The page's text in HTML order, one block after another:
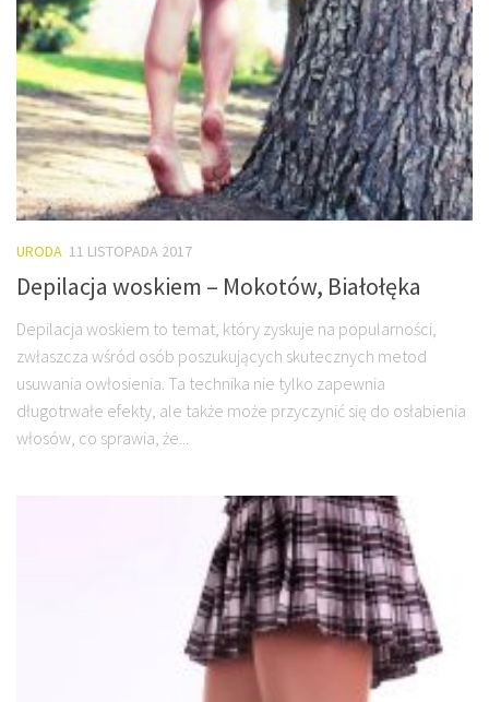
URODA 11 LISTOPADA 2017
Depilacja woskiem – Mokotów, Białołęka
Depilacja woskiem to temat, który zyskuje na popularności,
zwłaszcza wśród osób poszukujących skutecznych metod
usuwania owłosienia. Ta technika nie tylko zapewnia
długotrwałe efekty, ale także może przyczynić się do osłabienia
włosów, co sprawia, że...